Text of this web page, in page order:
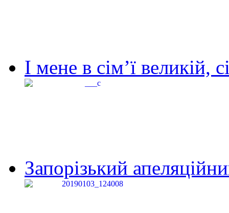
І мене в сім’ї великій,
Запорізький